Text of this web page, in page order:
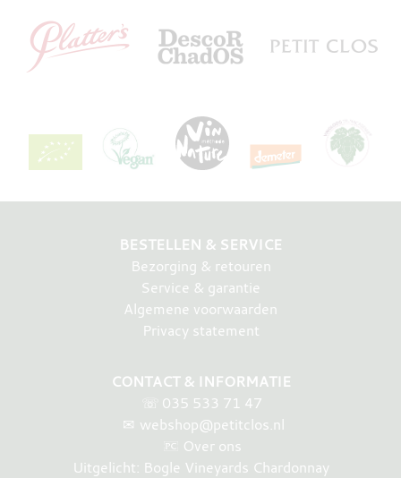
BESTELLEN & SERVICE
Bezorging & retouren
Service & garantie
Algemene voorwaarden
Privacy statement
CONTACT & INFORMATIE
☏ 035 533 71 47
✉ webshop@petitclos.nl
Over ons
Uitgelicht: Bogle Vineyards Chardonnay